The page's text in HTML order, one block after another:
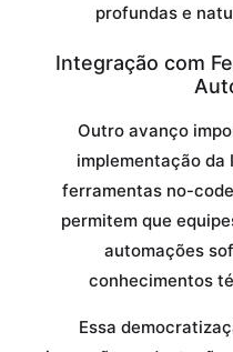
profundas e
Integração com
Outro avanço
implementação da
ferramentas no-
permitem que
automações
conhecimentos
Essa